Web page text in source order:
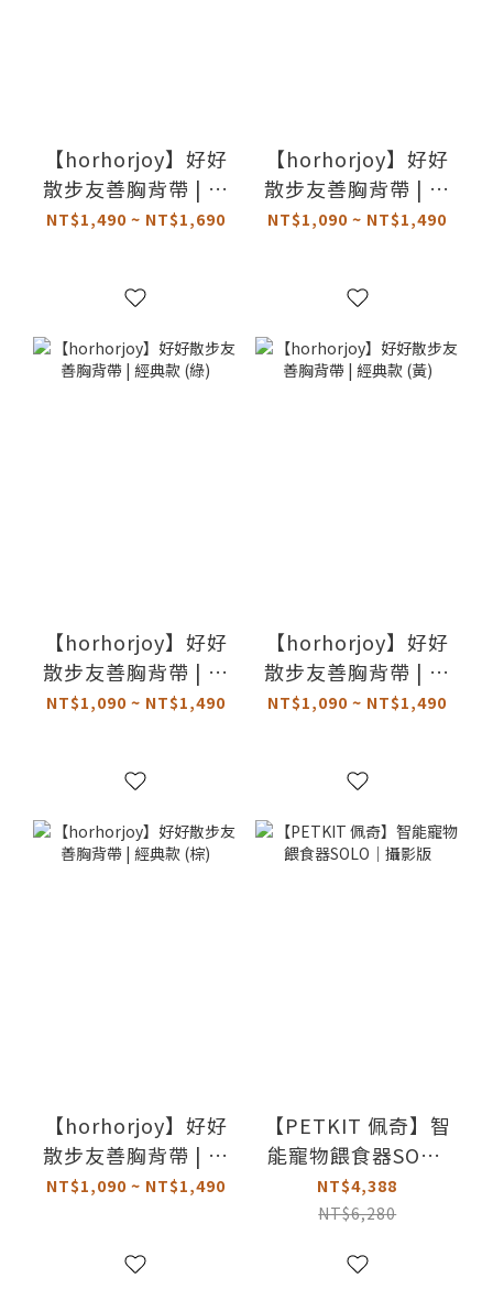
【horhorjoy】好好
散步友善胸背帶 | 鉑
金款 (綠)
NT$1,490 ~ NT$1,690
【horhorjoy】好好
散步友善胸背帶 | 經
典款 (粉)
NT$1,090 ~ NT$1,490
【horhorjoy】好好
散步友善胸背帶 | 經
典款 (綠)
NT$1,090 ~ NT$1,490
【horhorjoy】好好
散步友善胸背帶 | 經
典款 (黃)
NT$1,090 ~ NT$1,490
【horhorjoy】好好
散步友善胸背帶 | 經
典款 (棕)
NT$1,090 ~ NT$1,490
【PETKIT 佩奇】智
能寵物餵食器SOLO
｜攝影版
NT$4,388
NT$6,280